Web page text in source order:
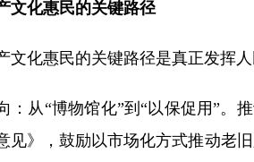
化惠民的关键路径
化惠民的关键路径是真正发挥人
从“博物馆化”到“以保促用”。推
见》，鼓励以市场化方式推动老